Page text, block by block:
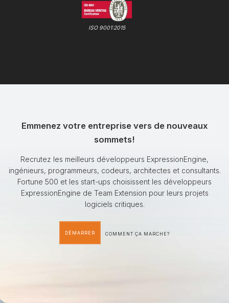
ISO 9001:2015
Emmenez votre entreprise vers de nouveaux
sommets!
Recrutez les meilleurs développeurs ExpressionEngine,
ingénieurs, programmeurs, codeurs, architectes et consultants.
Fortune 500 et les start-ups choisissent les développeurs
ExpressionEngine de Team Extension pour leurs projets
logiciels critiques.
DÉMARRER COMMENT ÇA MARCHE?